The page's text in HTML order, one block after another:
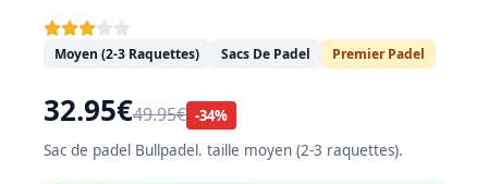
Moyen (2-3 Raquettes) Sacs De Padel Premier Padel
32.95€49.95€ -34%
Sac de padel Bullpadel. taille moyen (2-3 raquettes).